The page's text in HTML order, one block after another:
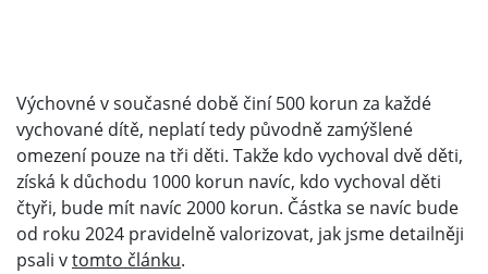
Výchovné v současné době činí 500 korun za každé
vychované dítě, neplatí tedy původně zamýšlené
omezení pouze na tři děti. Takže kdo vychoval dvě děti,
získá k důchodu 1000 korun navíc, kdo vychoval děti
čtyři, bude mít navíc 2000 korun. Částka se navíc bude
od roku 2024 pravidelně valorizovat, jak jsme detailněji
psali vtomto článku.